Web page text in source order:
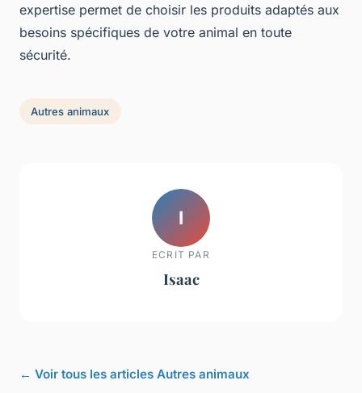
expertise permet de choisir les produits adaptés aux
besoins spécifiques de votre animal en toute
sécurité.
Autres animaux
I
ECRIT PAR
Isaac
← Voir tous les articles Autres animaux